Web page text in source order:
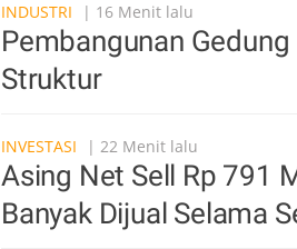
INDUSTRI | 16 Menit lalu
Pembangunan
Struktur
INVESTASI | 22 Menit lalu
Asing Net Sell Rp 791
Banyak Dijual Selama